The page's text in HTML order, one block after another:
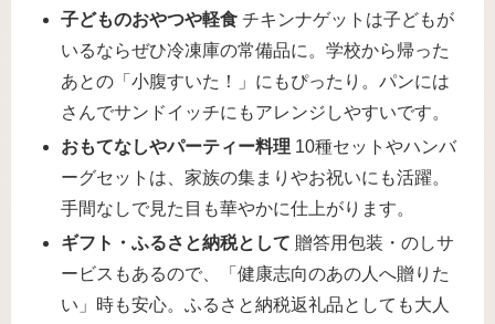
子どものおやつや軽食 チキンナゲットは子どもが
いるならぜひ冷凍庫の常備品に。学校から帰った
あとの「小腹すいた！」にもぴったり。パンには
さんでサンドイッチにもアレンジしやすいです。
おもてなしやパーティー料理 10種セットやハンバ
ーグセットは、家族の集まりやお祝いにも活躍。
手間なしで見た目も華やかに仕上がります。
ギフト・ふるさと納税として 贈答用包装・のしサ
ービスもあるので、「健康志向のあの人へ贈りた
い」時も安心。ふるさと納税返礼品としても大人